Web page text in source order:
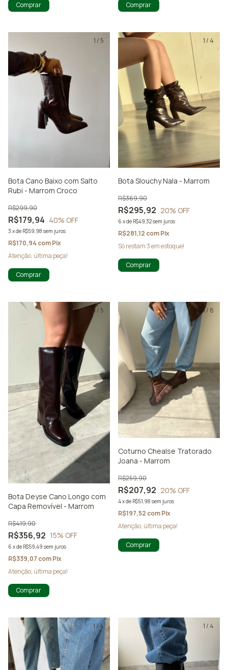
Comprar Comprar
1 / 5
Bota Cano Baixo com Salto
Rubi - Marrom Croco
R$179,94
R$299,90
40% OFF
3 xde R$59,98 sem juros
R$170,94 comPix
Atenção, última peça!
Comprar
1/ 4
Bota Slouchy Nala - Marrom
R$295,92
R$369,90
20% OFF
6 xde R$49,32sem juros
R$281,12 comPix
Só restam3em estoque!
Comprar
1/ 5
Bota Deyse Cano Longo com
Capa Removível - Marrom
R$356,92
R$419,90
15% OFF
6 xde R$59,49 sem juros
R$339,07 comPix
Atenção, última peça!
Comprar
1/ 8
Coturno Chealse Tratorado
Joana - Marrom
R$207,92
R$259,90
20% OFF
4xde R$51,98 sem juros
R$197,52 comPix
Atenção, última peça!
Comprar
1/4 1/ 4